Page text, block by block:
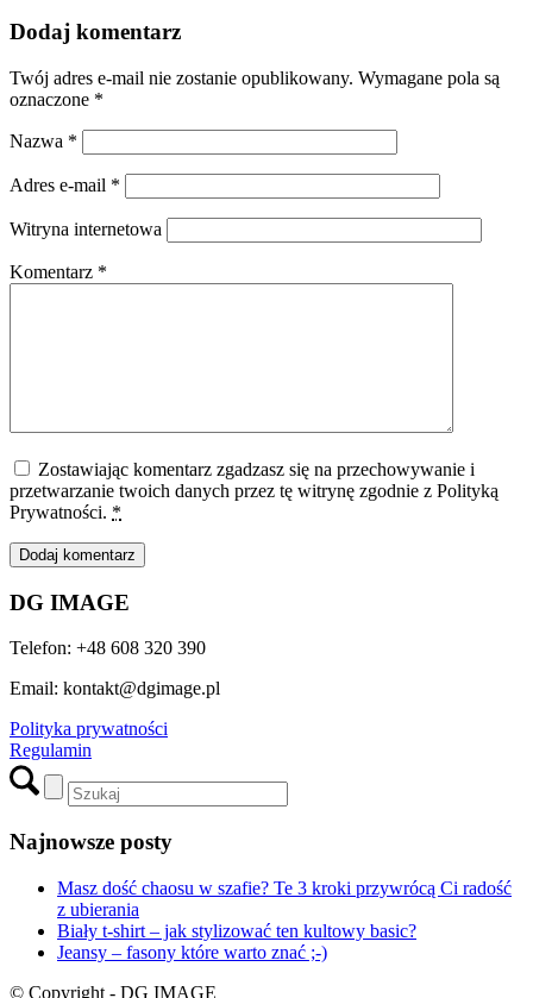
Dodaj komentarz
Twój adres e-mail nie zostanie opublikowany. Wymagane pola są
oznaczone *
Nazwa *
Adres e-mail *
Witryna internetowa
Komentarz *
Zostawiając komentarz zgadzasz się na przechowywanie i
przetwarzanie twoich danych przez tę witrynę zgodnie z Polityką
Prywatności. *
DG IMAGE
Telefon: +48 608 320 390
Email: kontakt@dgimage.pl
Polityka prywatności
Regulamin
Najnowsze posty
Masz dość chaosu w szafie? Te 3 kroki przywrócą Ci radość
z ubierania
Biały t-shirt – jak stylizować ten kultowy basic?
Jeansy – fasony które warto znać ;-)
© Copyright - DG IMAGE